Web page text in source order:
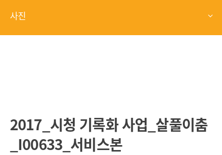
사진
2017_시청 기록화 사업_살풀이춤
_I00633_서비스본